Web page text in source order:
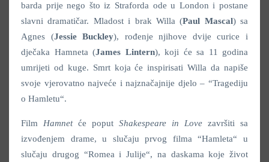
barda prije nego što iz Straforda ode u London i postane
slavni dramatičar. Mladost i brak Willa (Paul Mascal) sa
Agnes (Jessie Buckley), rođenje njihove dvije curice i
dječaka Hamneta (James Lintern), koji će sa 11 godina
umrijeti od kuge. Smrt koja će inspirisati Willa da napiše
svoje vjerovatno najveće i najznačajnije djelo – “Tragediju
o Hamletu“.
Film Hamnet će poput Shakespeare in Love završiti sa
izvođenjem drame, u slučaju prvog filma “Hamleta“ u
slučaju drugog “Romea i Julije“, na daskama koje život